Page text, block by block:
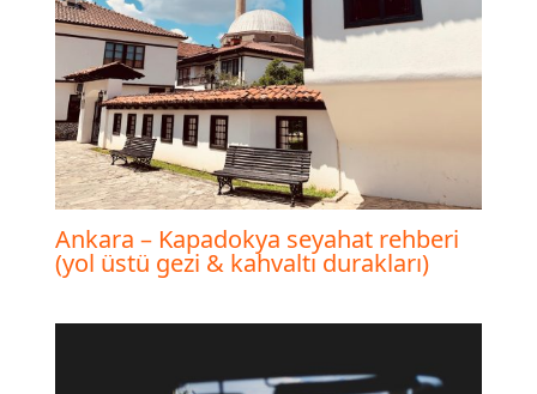
Ankara – Kapadokya seyahat rehberi
(yol üstü gezi & kahvaltı durakları)